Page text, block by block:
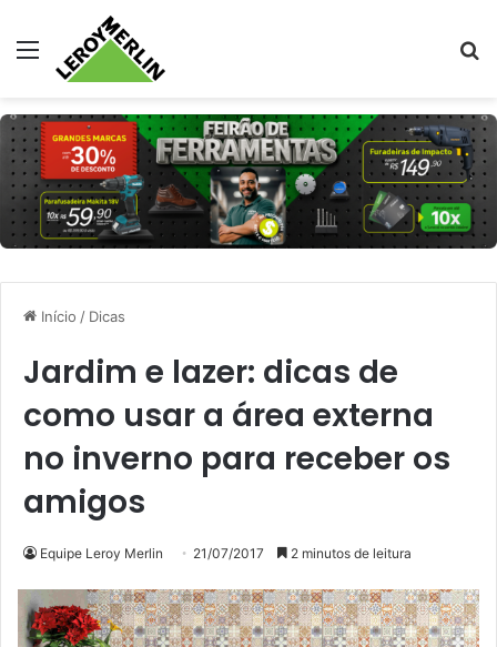
Menu
Início / Dicas
Jardim e lazer: dicas de
como usar a área externa
no inverno para receber os
amigos
Equipe Leroy Merlin 21/07/2017 2 minutos de leitura